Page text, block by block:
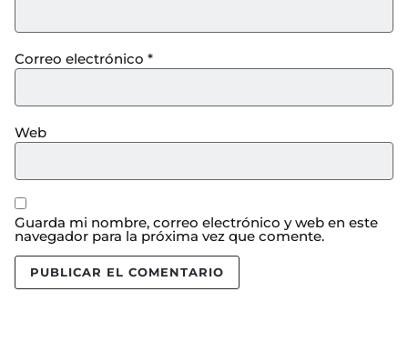
Correo electrónico *
Web
Guarda mi nombre, correo electrónico y web en este
navegador para la próxima vez que comente.